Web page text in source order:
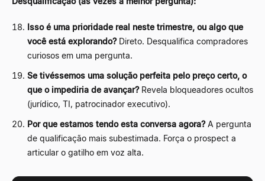
Isso é uma prioridade real neste trimestre, ou algo que
você está explorando? Direto. Desqualifica compradores
curiosos em uma pergunta.
Se tivéssemos uma solução perfeita pelo preço certo, o
que o impediria de avançar?Revela bloqueadores ocultos
(jurídico, TI, patrocinador executivo).
Por que estamos tendo esta conversa agora?A pergunta
de qualificação mais subestimada. Força o prospect a
articular o gatilho em voz alta.